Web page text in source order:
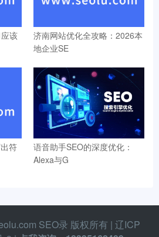
该
济南网站优化全攻略：2026本
地企业SE
符
语音助手SEO的深度优化：
Alexa与G
SEO录 版权所有 | 辽ICP